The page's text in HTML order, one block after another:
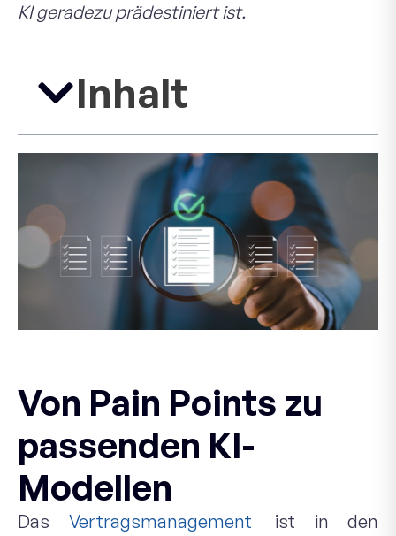
KI geradezu prädestiniert ist.
Inhalt
Von Pain Points zu
passenden KI-
Modellen
Das Vertragsmanagement
ist in den